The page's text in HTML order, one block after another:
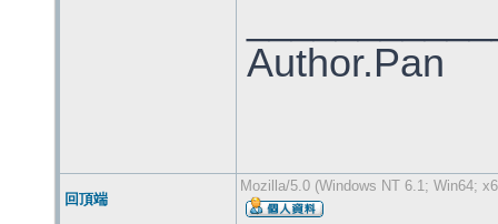
Author.Pan
回頂端
Mozilla/5.0 (Windows NT 6.1; Win64;